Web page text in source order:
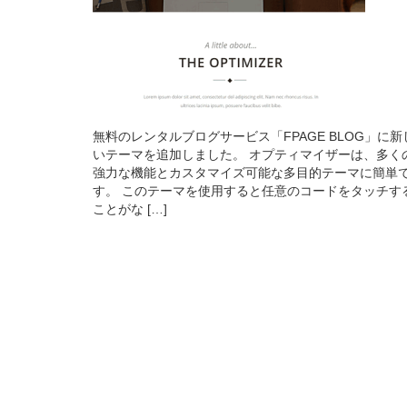
無料のレンタルブログサービス「FPAGE BLOG」に新
いテーマを追加しました。 オプティマイザーは、多く
強力な機能とカスタマイズ可能な多目的テーマに簡単
す。 このテーマを使用すると任意のコードをタッチす
ことがな […]